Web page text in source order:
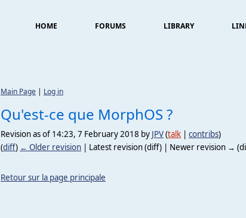
HOME FORUMS LIBRARY
Main Page | Log in
Qu'est-ce que MorphOS ?
Revision as of 14:23, 7 February 2018 by JPV(talk | contribs)
(diff) ← Older revision | Latest revision (diff) | Newer revision →
Retour sur la page principale